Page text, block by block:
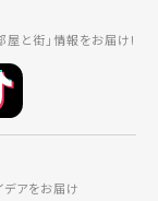
屋と街」情報をお届け!
デアをお届け